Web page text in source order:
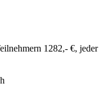
1282,- €, jeder